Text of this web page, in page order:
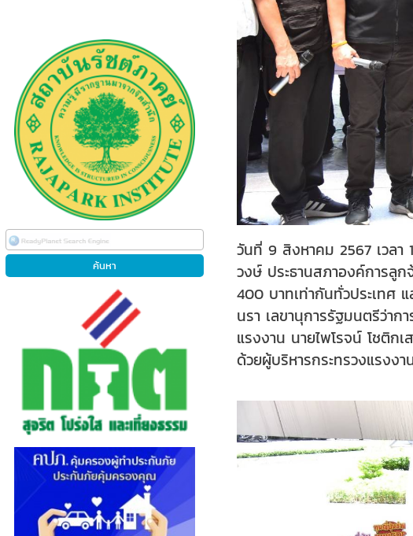
วันที่ 9 สิงหาคม 2567 เวลา
วงษ์ ประธานสภาองค์การลู
400 บาทเท่ากันทั่วประเทศ
นรา เลขานุการรัฐมนตรีว่าก
แรงงาน นายไพโรจน์ โชติก
ด้วยผู้บริหารกระทรวงแรงง